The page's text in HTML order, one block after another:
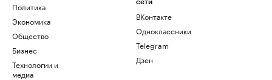
Политика
Экономика
Общество
Бизнес
Технологии и
медиа
сети
ВКонтакте
Одноклассники
Telegram
Дзен